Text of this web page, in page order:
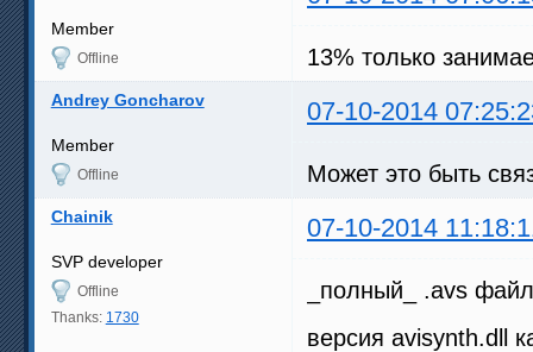
Member
Offline 13% только
Andrey Goncharov 07-10-2014
Member
Offline Может это быть
Chainik 07-10-2014
SVP developer
Offline
Thanks: 1730
_полный_ .avs
версия avisynth.dll